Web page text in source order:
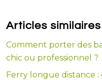
Articles similaires
Comment porter des
chic ou professionnel ?
Ferry longue distance